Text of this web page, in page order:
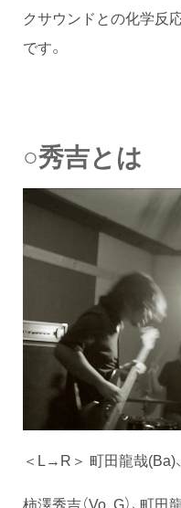
クサウンドとの化学反
です。
○秀吉とは
＜L→R＞ 町田龍哉(Ba)
柿澤秀吉（Vo, G）、町田